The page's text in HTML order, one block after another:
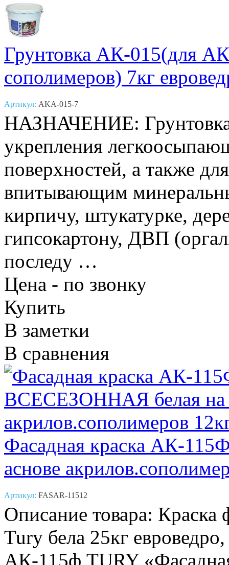
Грунтовка АК-015(для
сополимеров) 7кг
Артикул: AKA-015-7
НАЗНАЧЕНИЕ:
укрепления
поверхностей, а также
впитывающим
кирпичу, штукатурке,
гипсокартону, ДВП
последу …
Цена - по звонку
Купить
В заметки
В сравнения
Фасадная краска АК-
аснове
Артикул: FASAR-11512
Описание товара:
Tury бела 25кг
АК-115ф TURY